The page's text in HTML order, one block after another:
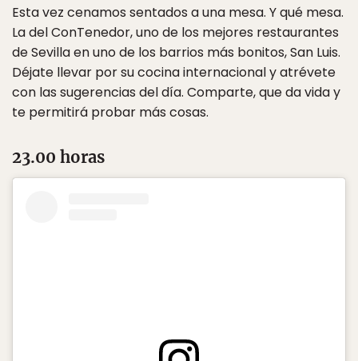
Esta vez cenamos sentados a una mesa. Y qué mesa.
La del ConTenedor, uno de los mejores restaurantes
de Sevilla en uno de los barrios más bonitos, San Luis.
Déjate llevar por su cocina internacional y atrévete
con las sugerencias del día. Comparte, que da vida y
te permitirá probar más cosas.
23.00 horas